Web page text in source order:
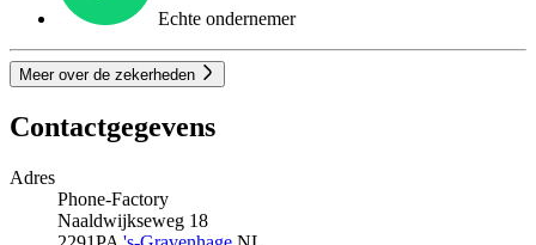
Echte ondernemer
Meer over de zekerheden
Contactgegevens
Adres
Phone-Factory
Naaldwijkseweg 18